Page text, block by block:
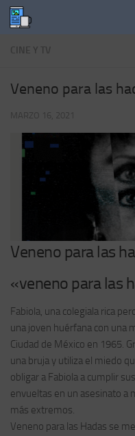
Saltar al contenido
CINE Y TV
Veneno para las
MARZO 16, 2021
Veneno para las
«veneno para las
Fabiola, una colegiala rica
una joven huérfana con una
Ciudad de México en 1965.
una bruja y utiliza el miedo
obligar a Fabiola a cumplir
envueltas en un asesinato a
más extremos.
Veneno para las Hadas se